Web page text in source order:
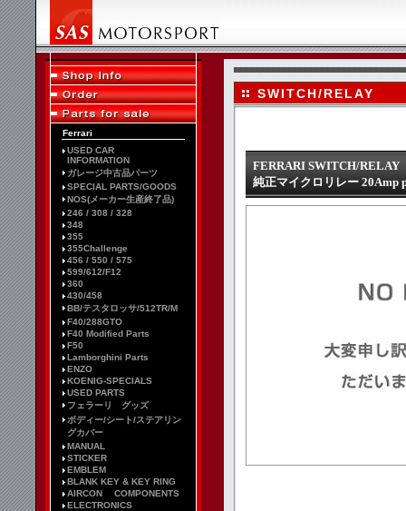
Ferrari
USED CAR
INFORMATION
ガレージ中古品パーツ
SPECIAL PARTS/GOODS
NOS(メーカー生産終了品)
246 / 308 / 328
348
355
355Challenge
456 / 550 / 575
599/612/F12
360
430/458
BB/テスタロッサ/512TR/M
F40/288GTO
F40 Modified Parts
F50
Lamborghini Parts
ENZO
KOENIG-SPECIALS
USED PARTS
フェラーリ グッズ
ボディー/シート/ステアリン
グカバー
MANUAL
STICKER
EMBLEM
BLANK KEY & KEY RING
AIRCON COMPONENTS
ELECTRONICS
SWITCH/RELAY
FERRARI SWITCH/RELAY
純正マイクロリレー 20Amp